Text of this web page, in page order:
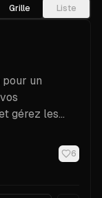
Grille
Liste
un
gérez les
6